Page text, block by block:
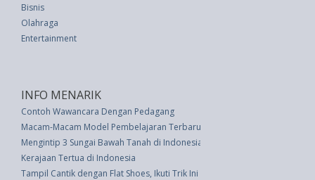
Bisnis
Olahraga
Entertainment
INFO MENARIK
Contoh Wawancara Dengan Pedagang
Macam-Macam Model Pembelajaran Terbaru
Mengintip 3 Sungai Bawah Tanah di Indonesia
Kerajaan Tertua di Indonesia
Tampil Cantik dengan Flat Shoes, Ikuti Trik Ini